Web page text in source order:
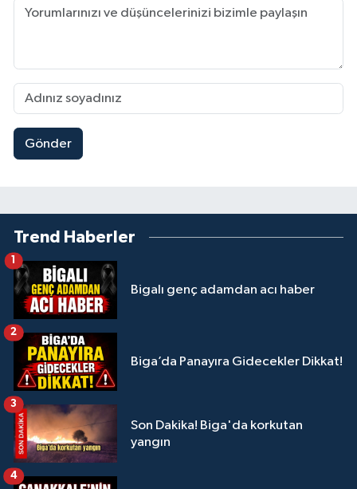
Gönder
Trend Haberler
Bigalı genç adamdan acı haber
1
Biga’da Panayıra Gidecekler Dikkat!
2
Son Dakika! Biga'da korkutan
yangın
3
4